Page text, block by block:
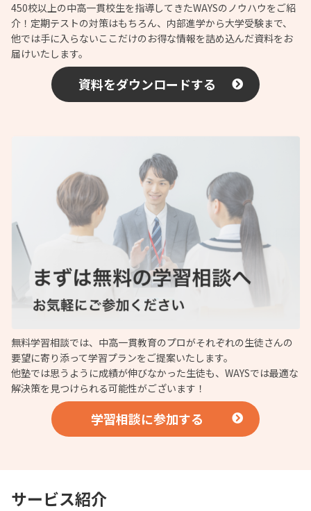
450校以上の中高一貫校生を指導してきたWAYSのノウハウをご紹
介！定期テストの対策はもちろん、内部進学から大学受験まで、
他では手に入らないここだけのお得な情報を詰め込んだ資料をお
届けいたします。
資料をダウンロードする
無料学習相談では、中高一貫教育のプロがそれぞれの生徒さんの
要望に寄り添って学習プランをご提案いたします。
他塾では思うように成績が伸びなかった生徒も、WAYSでは最適な
解決策を見つけられる可能性がございます！
学習相談に参加する
サービス紹介